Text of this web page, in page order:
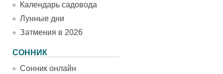
Календарь садовода
Лунные дни
Затмения в 2026
СОННИК
Сонник онлайн